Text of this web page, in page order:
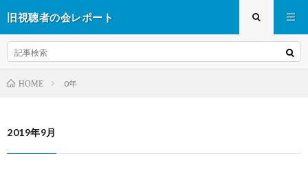
旧視聴者の会レポート
HOME 0年
2019年9月